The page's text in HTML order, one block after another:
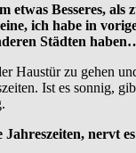
etwas Besseres,
ich habe in
Städten
Haustür zu gehen
Ist es sonnig,
nervt